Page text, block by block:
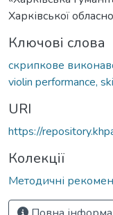
Харківської
Ключові слова
скрипкове
violin performance,
URI
https://
Колекції
Методичні